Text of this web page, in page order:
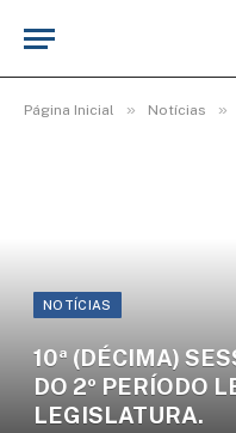
Página Inicial » Notícias »
NOTÍCIAS
10ª (DÉCIMA)
DO 2º PERÍODO
LEGISLATURA.